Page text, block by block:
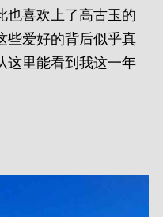
也喜欢上了高古玉的
些爱好的背后似乎真
这里能看到我这一年